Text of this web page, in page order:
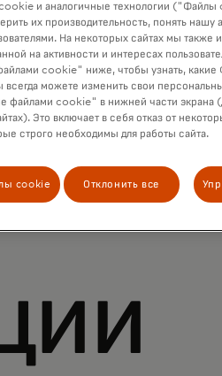
и аналогичные технологии ("Файлы
их производительность, понять нашу
На некоторых сайтах мы
на активности и интересах
cookie" ниже, чтобы узнать,
можете изменить свои
файлами cookie" в нижней части экрана
Это включает в себя отказ от
строго необходимы для работы сайта.
cookie Отклонить все